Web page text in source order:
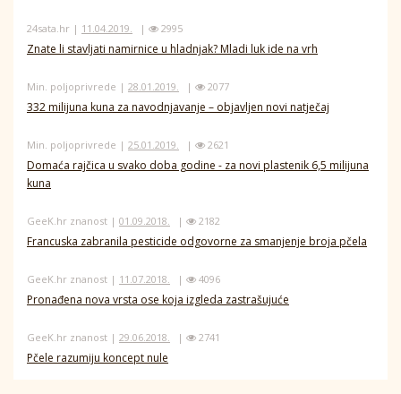
24sata.hr | 11.04.2019. | 2995
Znate li stavljati namirnice u hladnjak? Mladi luk ide na vrh
Min. poljoprivrede | 28.01.2019. | 2077
332 milijuna kuna za navodnjavanje – objavljen novi natječaj
Min. poljoprivrede | 25.01.2019. | 2621
Domaća rajčica u svako doba godine - za novi plastenik 6,5 milijuna
kuna
GeeK.hr znanost | 01.09.2018. | 2182
Francuska zabranila pesticide odgovorne za smanjenje broja pčela
GeeK.hr znanost | 11.07.2018. | 4096
Pronađena nova vrsta ose koja izgleda zastrašujuće
GeeK.hr znanost | 29.06.2018. | 2741
Pčele razumiju koncept nule